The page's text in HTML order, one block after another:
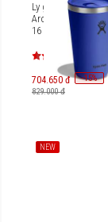
Ly giữ nhiệt Hydro
Around Tumbler
16 OZ 473 ml
2026) T16CPC
704.650 đ -15%
829.000 đ
NEW